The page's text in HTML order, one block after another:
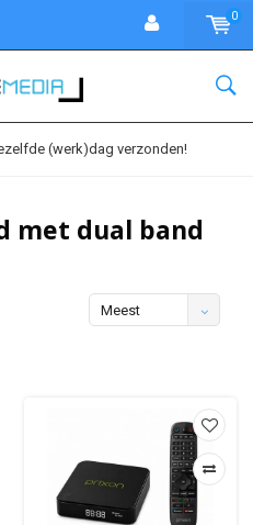
0
(werk)dag verzonden!
met dual band
Meest